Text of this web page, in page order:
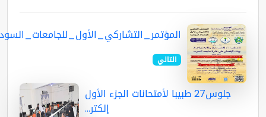
المؤتمر_التشاركي_الأول_للجامعات_السوداني...
التالي
جلوس27 طبيبا لأمتحانات الجزء الأول